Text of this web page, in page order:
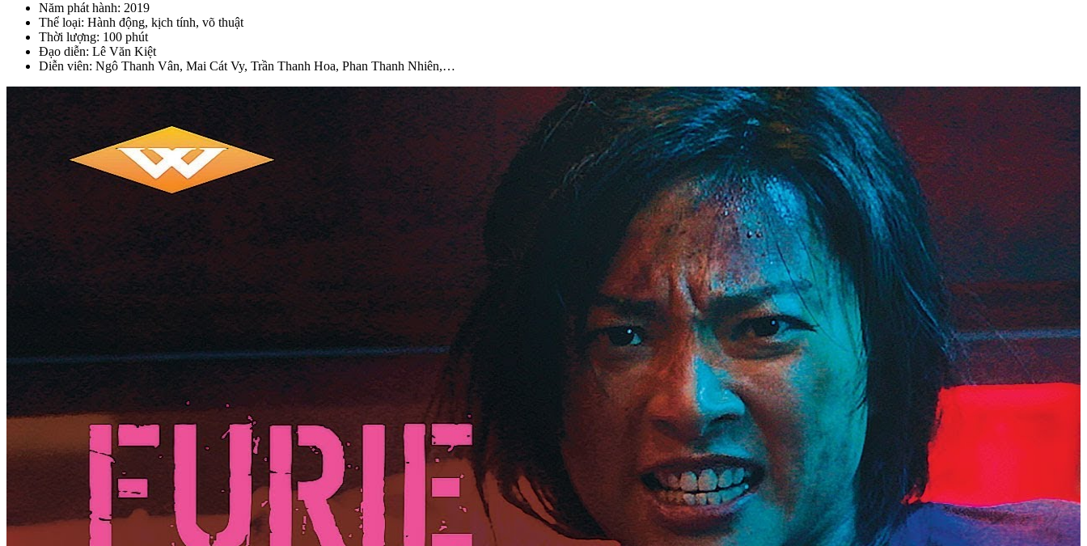
Năm phát hành: 2019
Thể loại: Hành động, kịch tính, võ thuật
Thời lượng: 100 phút
Đạo diễn: Lê Văn Kiệt
Diễn viên: Ngô Thanh Vân, Mai Cát Vy, Trần Thanh Hoa, Phan Thanh Nhiên,…